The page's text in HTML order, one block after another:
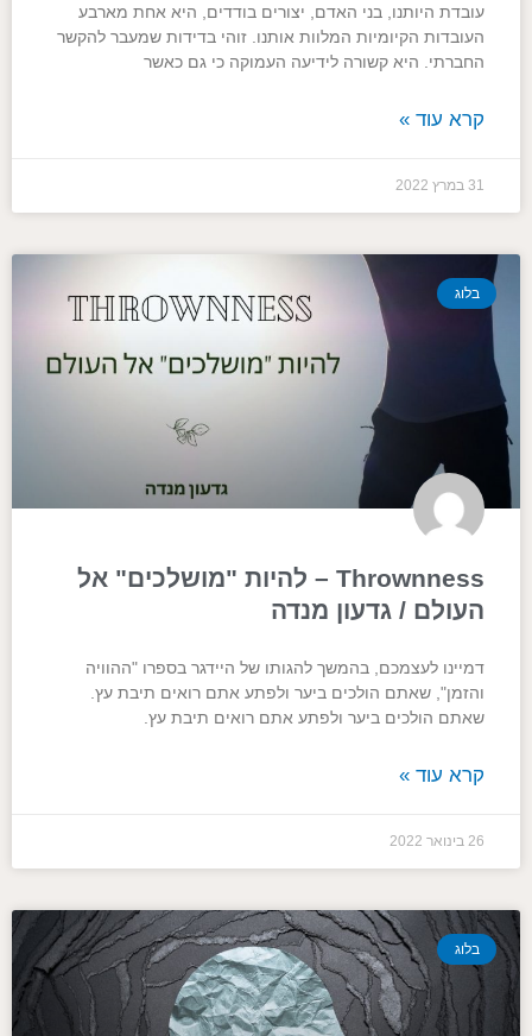
עובדת היותנו, בני האדם, יצורים בודדים, היא אחת מארבע
העובדות הקיומיות המלוות אותנו. זוהי בדידות שמעבר להקשר
החברתי. היא קשורה לידיעה העמוקה כי גם כאשר
קרא עוד »
31 במרץ 2022
בלוג
Thrownness – להיות "מושלכים" אל
העולם / גדעון מנדה
דמיינו לעצמכם, בהמשך להגותו של היידגר בספרו "ההוויה
והזמן", שאתם הולכים ביער ולפתע אתם רואים תיבת עץ.
שאתם הולכים ביער ולפתע אתם רואים תיבת עץ.
קרא עוד »
26 בינואר 2022
בלוג